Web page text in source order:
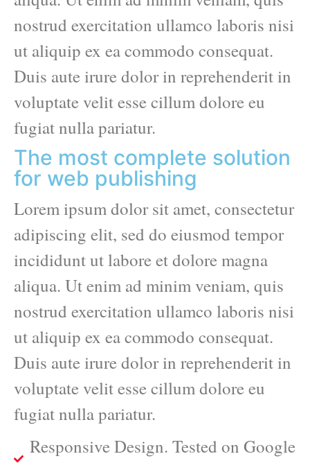
nostrud exercitation ullamco laboris nisi
ut aliquip ex ea commodo consequat.
Duis aute irure dolor in reprehenderit in
voluptate velit esse cillum dolore eu
fugiat nulla pariatur.
The most complete solution
for web publishing
Lorem ipsum dolor sit amet, consectetur
adipiscing elit, sed do eiusmod tempor
incididunt ut labore et dolore magna
aliqua. Ut enim ad minim veniam, quis
nostrud exercitation ullamco laboris nisi
ut aliquip ex ea commodo consequat.
Duis aute irure dolor in reprehenderit in
voluptate velit esse cillum dolore eu
fugiat nulla pariatur.
Responsive Design. Tested on Google